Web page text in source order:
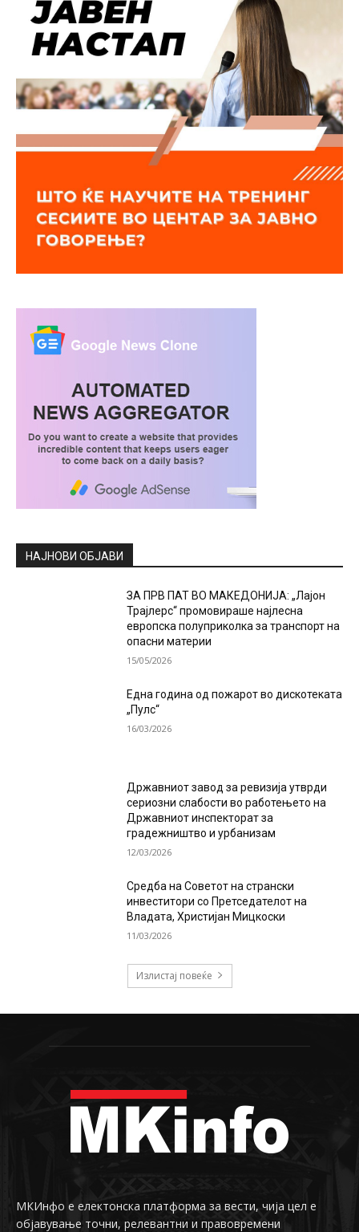
НАЈНОВИ ОБЈАВИ
ЗА ПРВ ПАТ ВО МАКЕДОНИЈА: „Лајон
Трајлерс“ промовираше најлесна
европска полуприколка за транспорт на
опасни материи
15/05/2026
Една година од пожарот во дискотеката
„Пулс“
16/03/2026
Државниот завод за ревизија утврди
сериозни слабости во работењето на
Државниот инспекторат за
градежништво и урбанизам
12/03/2026
Средба на Советот на странски
инвеститори со Претседателот на
Владата, Христијан Мицкоски
11/03/2026
Излистај повеќе
МКИнфо е електонска платформа за вести, чија цел е
објавување точни, релевантни и правовремени